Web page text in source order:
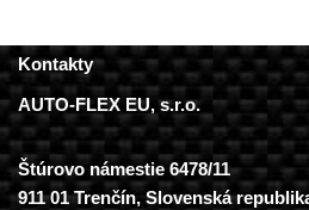
Kontakty
AUTO-FLEX EU, s.r.o.
Štúrovo námestie 6478/11
911 01 Trenčín, Slovenská